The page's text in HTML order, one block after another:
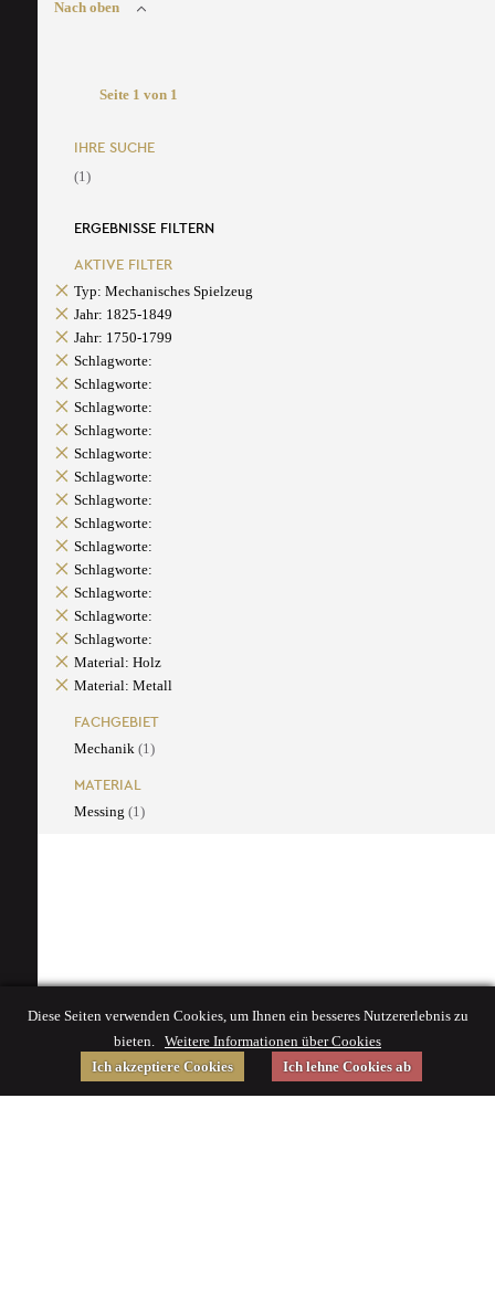
Nach oben
Seite 1 von 1
IHRE SUCHE
(1)
ERGEBNISSE FILTERN
AKTIVE FILTER
Typ: Mechanisches Spielzeug
Jahr: 1825-1849
Jahr: 1750-1799
Schlagworte:
Schlagworte:
Schlagworte:
Schlagworte:
Schlagworte:
Schlagworte:
Schlagworte:
Schlagworte:
Schlagworte:
Schlagworte:
Schlagworte:
Schlagworte:
Schlagworte:
Material: Holz
Material: Metall
FACHGEBIET
Mechanik (1)
MATERIAL
Messing (1)
Diese Seiten verwenden Cookies, um Ihnen ein besseres Nutzererlebnis zu
bieten. Weitere Informationen über Cookies
Ich akzeptiere Cookies
Ich lehne Cookies ab